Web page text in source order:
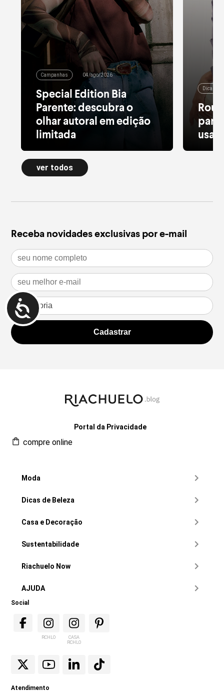
Campanhas 04/ago/2026
Special Edition Bia
Parente: descubra o
olhar autoral em edição
limitada
Alfaiataria leve, tule estampado, pied
de poule e acessórios com pedras
naturais dão forma à nova Special
Edition
Dicas de
para
usar
ver todos
Receba novidades exclusivas por e-mail
Portal da Privacidade
compre online
Moda
Dicas de Beleza
Casa e Decoração
Sustentabilidade
Riachuelo Now
AJUDA
Social
RCHLO
CASA
RCHLO
Atendimento